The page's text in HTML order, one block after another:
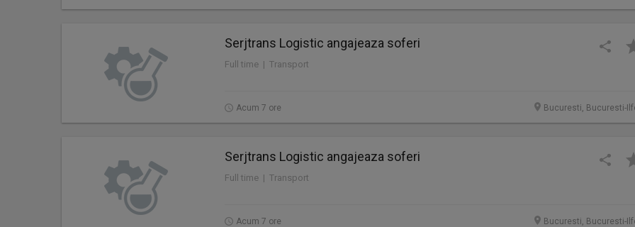
Serjtrans Logistic angajeaza soferi
Full time | Transport
Acum 7 ore Bucuresti, Bucuresti-
Serjtrans Logistic angajeaza soferi
Full time | Transport
Acum 7 ore Bucuresti, Bucuresti-